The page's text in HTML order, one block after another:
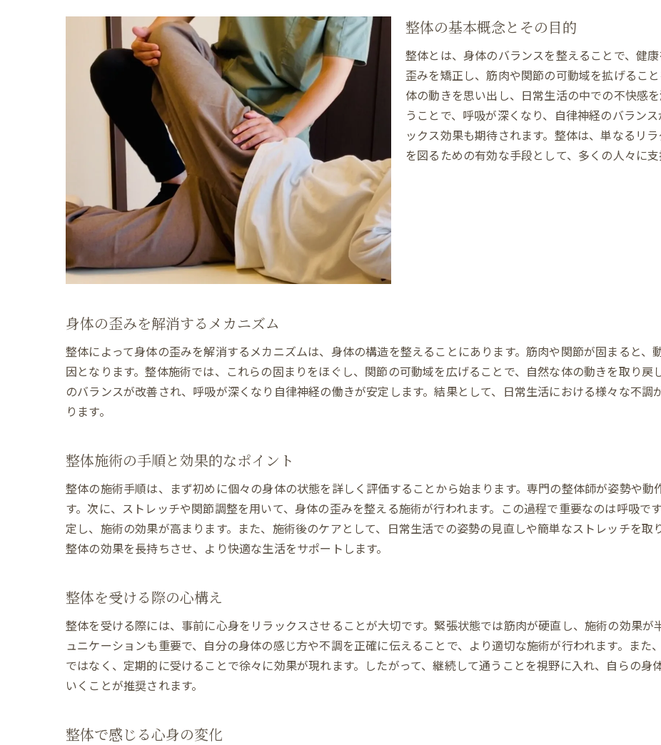
整体による生活の質向上事例
地域特有の整体法の紹介
整体を通じた生活習慣の見直し
整体施術後のセルフケア法
関節可動域の拡大で得られる日常の快適さ
関節の可動域チェックポイント
整体がもたらす可動域の変化
日常動作と可動域の関連性
可動域向上のためのストレッチ法
整体を活かしたスポーツパフォーマンス
姿勢改善と関節可動域の関係
呼吸が深くなると自律神経が安定する理由
整体で呼吸が整うメカニズム
呼吸法改善によるストレス軽減
健康的な呼吸をサポートする整体
整体による姿勢改善の具体例
姿勢が整うと得られる身体の変化
正しい姿勢を維持するためのセルフケア
姿勢改善により向上する集中力
整体がもたらす心の安らぎ
リラックス効果を高める整体の技術
整体が日常生活に与えるポジティブな影響
整体の基本概念とその目的
整体とは、身体のバランスを整えることで、健
歪みを矯正し、筋肉や関節の可動域を拡げるこ
体の動きを思い出し、日常生活の中での不快感
うことで、呼吸が深くなり、自律神経のバラン
ックス効果も期待されます。整体は、単なるリ
を図るための有効な手段として、多くの人々に支
身体の歪みを解消するメカニズム
整体によって身体の歪みを解消するメカニズムは、身体の構造を整えることにあります。筋肉や関節が固まると
因となります。整体施術では、これらの固まりをほぐし、関節の可動域を広げることで、自然な体の動きを取り戻
のバランスが改善され、呼吸が深くなり自律神経の働きが安定します。結果として、日常生活における様々な不
ります。
整体施術の手順と効果的なポイント
整体の施術手順は、まず初めに個々の身体の状態を詳しく評価することから始まります。専門の整体師が姿勢や
す。次に、ストレッチや関節調整を用いて、身体の歪みを整える施術が行われます。この過程で重要なのは呼吸で
定し、施術の効果が高まります。また、施術後のケアとして、日常生活での姿勢の見直しや簡単なストレッチを取
整体の効果を長持ちさせ、より快適な生活をサポートします。
整体を受ける際の心構え
整体を受ける際には、事前に心身をリラックスさせることが大切です。緊張状態では筋肉が硬直し、施術の効果が
ュニケーションも重要で、自分の身体の感じ方や不調を正確に伝えることで、より適切な施術が行われます。ま
ではなく、定期的に受けることで徐々に効果が現れます。したがって、継続して通うことを視野に入れ、自らの身
いくことが推奨されます。
整体で感じる心身の変化